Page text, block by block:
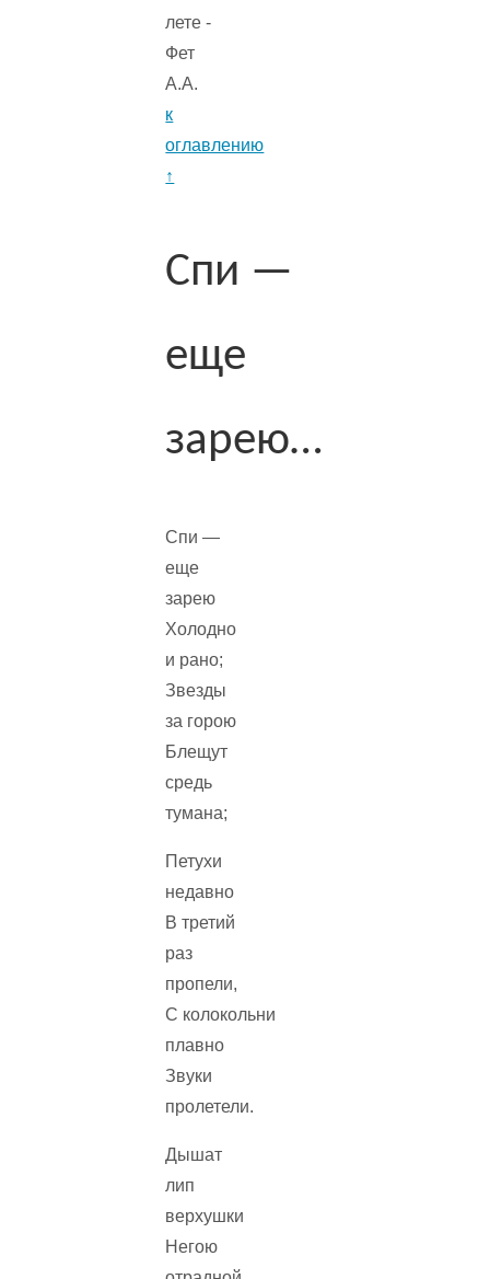
к
оглавлению
↑
Спи —
еще
зарею…
Спи —
еще
зарею
Холодно
и рано;
Звезды
за горою
Блещут
средь
тумана;
Петухи
недавно
В третий
раз
пропели,
С колокольни
плавно
Звуки
пролетели.
Дышат
лип
верхушки
Негою